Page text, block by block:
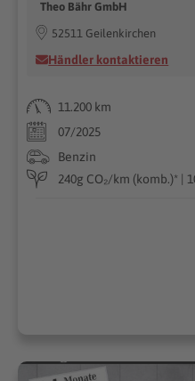
Theo Bähr GmbH
52511 Geilenkirchen
Händler kontaktieren
11.200 km
07/2025
Benzin
240g CO₂/km (komb.)* |